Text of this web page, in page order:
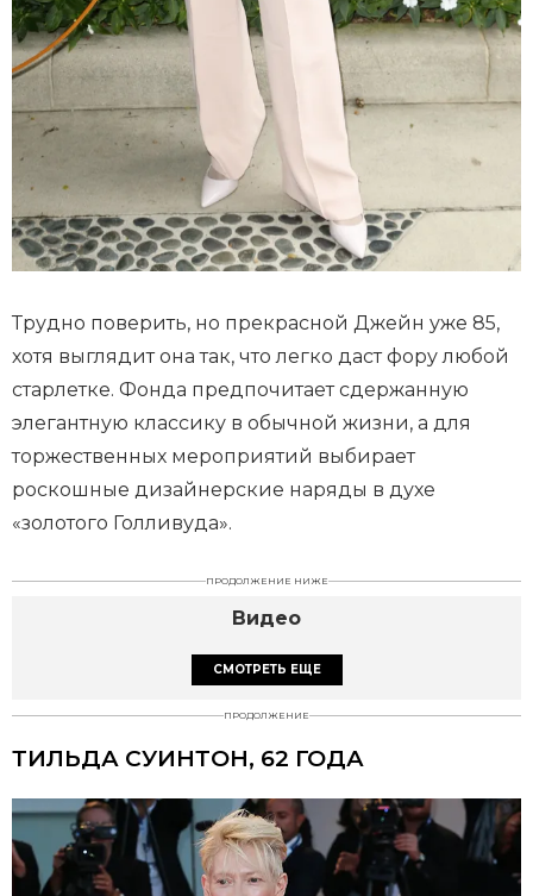
Трудно поверить, но прекрасной Джейн уже 85,
хотя выглядит она так, что легко даст фору любой
старлетке. Фонда предпочитает сдержанную
элегантную классику в обычной жизни, а для
торжественных мероприятий выбирает
роскошные дизайнерские наряды в духе
«золотого Голливуда».
ПРОДОЛЖЕНИЕ НИЖЕ
Видео
СМОТРЕТЬ ЕЩЕ
ПРОДОЛЖЕНИЕ
ТИЛЬДА СУИНТОН, 62 ГОДА